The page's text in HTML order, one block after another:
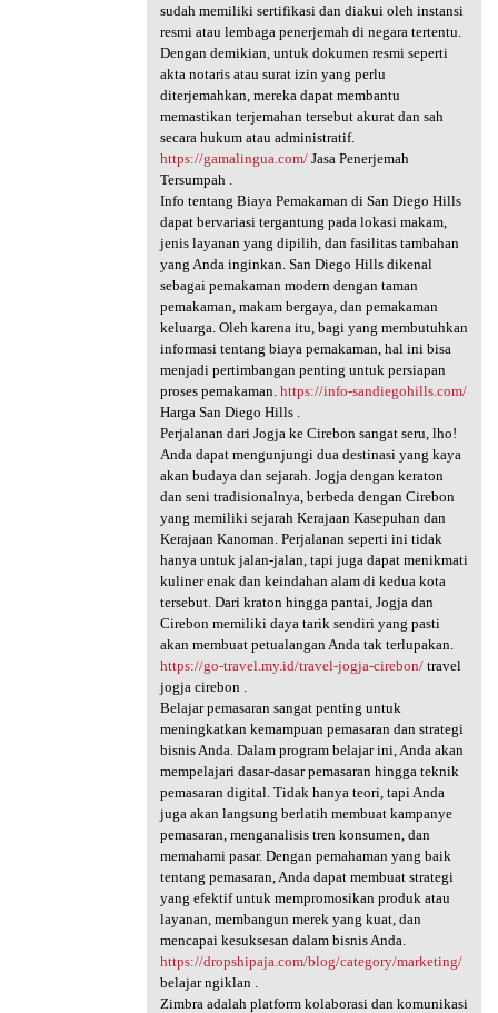
sudah memiliki sertifikasi dan diakui oleh instansi
resmi atau lembaga penerjemah di negara tertentu.
Dengan demikian, untuk dokumen resmi seperti
akta notaris atau surat izin yang perlu
diterjemahkan, mereka dapat membantu
memastikan terjemahan tersebut akurat dan sah
secara hukum atau administratif.
https://gamalingua.com/Jasa Penerjemah
Tersumpah .
Info tentang Biaya Pemakaman di San Diego Hills
dapat bervariasi tergantung pada lokasi makam,
jenis layanan yang dipilih, dan fasilitas tambahan
yang Anda inginkan. San Diego Hills dikenal
sebagai pemakaman modern dengan taman
pemakaman, makam bergaya, dan pemakaman
keluarga. Oleh karena itu, bagi yang membutuhkan
informasi tentang biaya pemakaman, hal ini bisa
menjadi pertimbangan penting untuk persiapan
proses pemakaman. https://info-sandiegohills.com/
Harga San Diego Hills .
Perjalanan dari Jogja ke Cirebon sangat seru, lho!
Anda dapat mengunjungi dua destinasi yang kaya
akan budaya dan sejarah. Jogja dengan keraton
dan seni tradisionalnya, berbeda dengan Cirebon
yang memiliki sejarah Kerajaan Kasepuhan dan
Kerajaan Kanoman. Perjalanan seperti ini tidak
hanya untuk jalan-jalan, tapi juga dapat menikmati
kuliner enak dan keindahan alam di kedua kota
tersebut. Dari kraton hingga pantai, Jogja dan
Cirebon memiliki daya tarik sendiri yang pasti
akan membuat petualangan Anda tak terlupakan.
https://go-travel.my.id/travel-jogja-cirebon/travel
jogja cirebon .
Belajar pemasaran sangat penting untuk
meningkatkan kemampuan pemasaran dan strategi
bisnis Anda. Dalam program belajar ini, Anda akan
mempelajari dasar-dasar pemasaran hingga teknik
pemasaran digital. Tidak hanya teori, tapi Anda
juga akan langsung berlatih membuat kampanye
pemasaran, menganalisis tren konsumen, dan
memahami pasar. Dengan pemahaman yang baik
tentang pemasaran, Anda dapat membuat strategi
yang efektif untuk mempromosikan produk atau
layanan, membangun merek yang kuat, dan
mencapai kesuksesan dalam bisnis Anda.
https://dropshipaja.com/blog/category/marketing/
belajar ngiklan .
Zimbra adalah platform kolaborasi dan komunikasi